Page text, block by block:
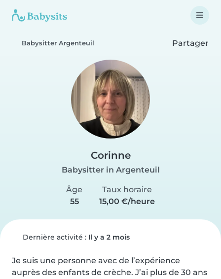
Babysitter Argenteuil Partager
Corinne
Babysitter in Argenteuil
Âge
55
Taux horaire
15,00 €/heure
Dernière activité : Il y a 2 mois
Je suis une personne avec de l’expérience
auprès des enfants de crèche. J’ai plus de 30 ans